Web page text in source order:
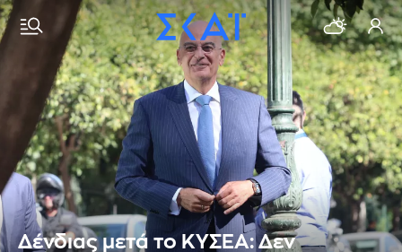
Δένδιας μετά το ΚΥΣΕΑ: Δεν